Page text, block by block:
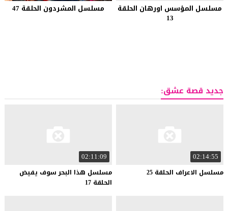
مسلسل المؤسس اورهان الحلقة
13
مسلسل المشردون الحلقة 47
جديد قصة عشق:
02:14:55
مسلسل الاعراف الحلقة 25
02:11:09
مسلسل هذا البحر سوف يفيض
الحلقة 17